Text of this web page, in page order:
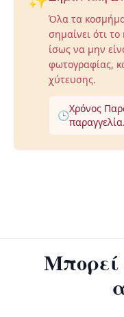
Όλα τα
σημαίνει ότι το
ίσως να μην
φωτογραφίας,
χύτευσης.
🕒
Χρόνος
παραγγελία.
Μπορεί